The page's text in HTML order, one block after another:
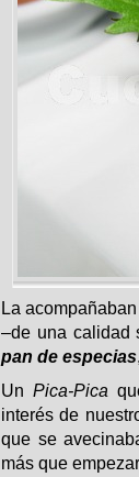
La acompañaban
–de una calidad
pan de especias
Un Pica-Pica
interés de
que se
más que